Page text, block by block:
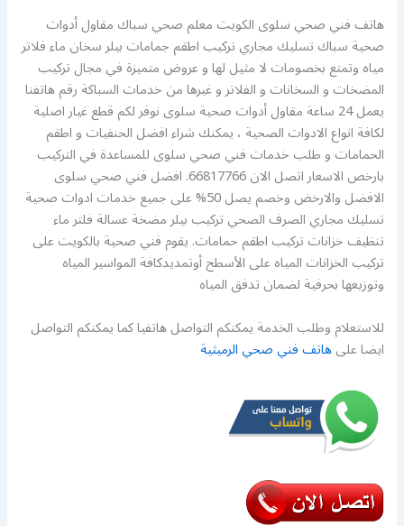
هاتف فني صحي سلوى الكويت معلم صحي سباك مقاول أدوات
صحية سباك تسليك مجاري تركيب اطقم جمامات بيلر سخان ماء فلاتر
مياه وتمتع بخصومات لا مثيل لها و عروض متميزة في مجال تركيب
المضخات و السخانات و الفلاتر و غيرها من خدمات السباكة رقم هاتفنا
يعمل 24 ساعة مقاول أدوات صحية سلوى نوفر لكم قطع غيار اصلية
لكافة انواع الادوات الصحية ، يمكنك شراء افضل الحنفيات و اطقم
الحمامات و طلب خدمات فني صحي سلوى للمساعدة في التركيب
بارخص الاسعار اتصل الان 66817766. افضل فني صحي سلوى
الافضل والارخض وخصم يصل 50% على جميع خدمات ادوات صحية
تسليك مجاري الصرف الصحي تركيب بيلر مضخة عسالة فلتر ماء
تنظيف خزانات تركيب اطقم حمامات. يقوم فني صحية بالكويت على
تركيب الخزانات المياه على الأسطح أوتمديدكافة المواسير المياه
وتوزيعها بحرفية لضمان تدفق المياه
للاستعلام وطلب الخدمة يمكنكم التواصل هاتفيا كما يمكنكم التواصل
ايضا علىهاتف فني صحي الرميثية